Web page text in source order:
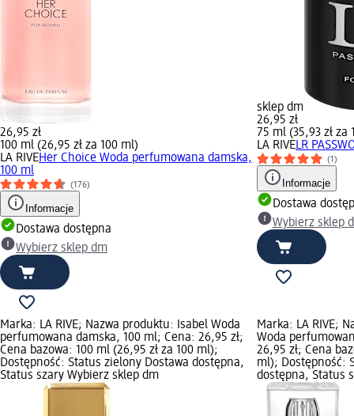
26,95 zł
100 ml (26,95 zł za 100 ml)
LA RIVEHer Choice Woda perfumowana damska,
100 ml
(176)
Informacje
Dostawa dostępna
Wybierz sklep dm
sklep dm
26,95 zł
75 ml (35,93 zł za
LA RIVELR
(1)
Informacje
Dostawa
Wybierz sklep
Marka: LA RIVE; Nazwa produktu: Isabel Woda
perfumowana damska, 100 ml; Cena: 26,95 zł;
Cena bazowa: 100 ml (26,95 zł za 100 ml);
Dostępność: Status zielony Dostawa dostępna,
Status szary Wybierz sklep dm
Marka: LA RIVE;
Woda
26,95 zł; Cena
ml); Dostępność:
dostępna, Status